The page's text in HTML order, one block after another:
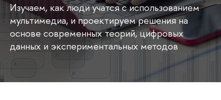
Изучаем, как люди учатся с использованием
мультимедиа, и проектируем решения на
основе современных теорий, цифровых
данных и экспериментальных методов